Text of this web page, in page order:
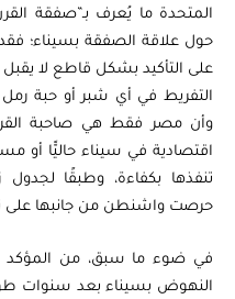
المتحدة ما يُعرف بـ”صفقة
حول علاقة الصفقة بسيناء؛
على التأكيد بشكل قاطع لا
التفريط في أي شبر أو حبة
وأن مصر فقط هي صاحبة
اقتصادية في سيناء حاليًّا أو
تنفذها بكفاءة، وطبقًا لجدول
حرصت واشنطن من جانبها على
في ضوء ما سبق، من المؤكد
النهوض بسيناء بعد سنوات